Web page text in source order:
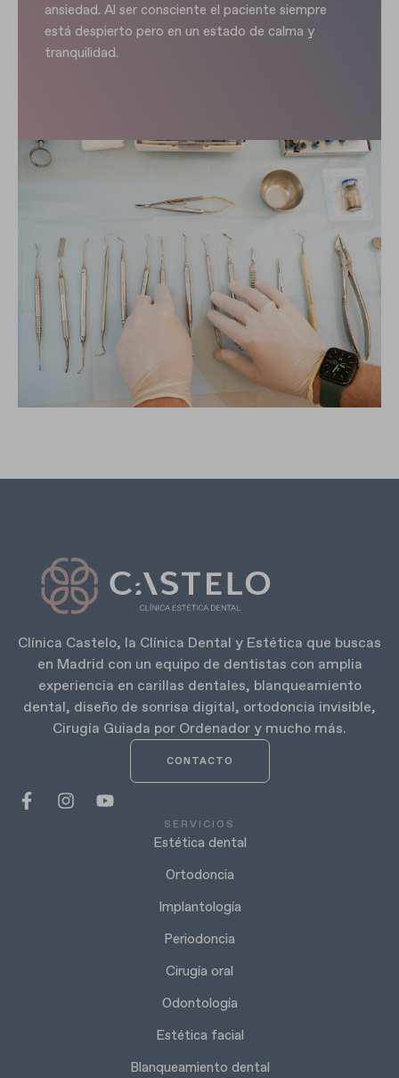
ansiedad. Al ser consciente el paciente siempre
está despierto pero en un estado de calma y
tranquilidad.
Clínica Castelo, la Clínica Dental y Estética que buscas
en Madrid con un equipo de dentistas con amplia
experiencia en carillas dentales, blanqueamiento
dental, diseño de sonrisa digital, ortodoncia invisible,
Cirugía Guiada por Ordenador y mucho más.
CONTACTO
SERVICIOS
Estética dental
Ortodoncia
Implantología
Periodoncia
Cirugía oral
Odontología
Estética facial
Blanqueamiento dental